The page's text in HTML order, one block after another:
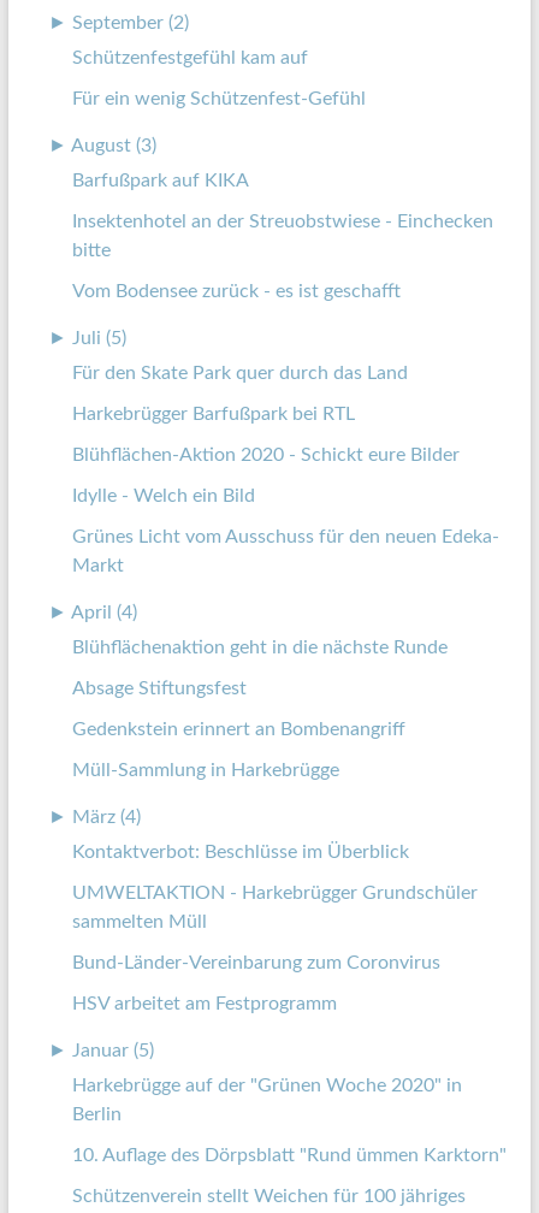
► September (2)
Schützenfestgefühl kam auf
Für ein wenig Schützenfest-Gefühl
► August (3)
Barfußpark auf KIKA
Insektenhotel an der Streuobstwiese - Einchecken
bitte
Vom Bodensee zurück - es ist geschafft
►
Juli (5)
Für den Skate Park quer durch das Land
Harkebrügger Barfußpark bei RTL
Blühflächen-Aktion 2020 - Schickt eure Bilder
Idylle - Welch ein Bild
Grünes Licht vom Ausschuss für den neuen Edeka-
Markt
► April (4)
Blühflächenaktion geht in die nächste Runde
Absage Stiftungsfest
Gedenkstein erinnert an Bombenangriff
Müll-Sammlung in Harkebrügge
►
März (4)
Kontaktverbot: Beschlüsse im Überblick
UMWELTAKTION - Harkebrügger Grundschüler
sammelten Müll
Bund-Länder-Vereinbarung zum Coronvirus
HSV arbeitet am Festprogramm
►
Januar (5)
Harkebrügge auf der "Grünen Woche 2020" in
Berlin
10. Auflage des Dörpsblatt "Rund ümmen Karktorn"
Schützenverein stellt Weichen für 100 jähriges